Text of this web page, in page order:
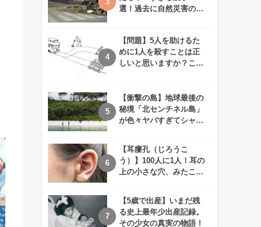
選！過去に自然災害の歴
【問題】5人を助けるた
めに1人を殺すことは正
しいと思いますか？この
【衝撃の島】地球最後の
秘境「北センチネル島」
が色々ヤバすぎてシャレ
【耳瘻孔（じろうこ
う）】100人に1人！耳の
上の小さな穴、みたこと
【5歳で出産】いまだ残
る史上最年少出産記録。
その少女の真実の物語！